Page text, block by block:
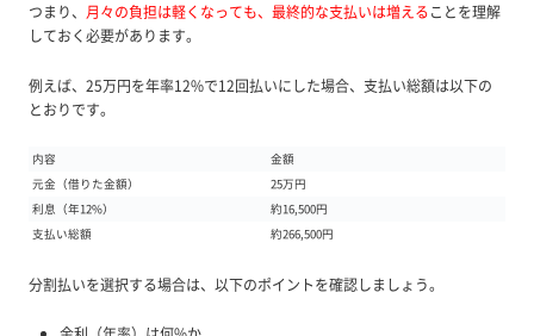
つまり、 月々の負担は軽くなっても、最終的な支払いは増えることを理解
しておく必要があります。
例えば、25万円を年率12%で12回払いにした場合、支払い総額は以下の
とおりです。
内容
金額
元金（借りた金額）
25万円
利息（年12%）
約16,500円
支払い総額
約266,500円
分割払いを選択する場合は、以下のポイントを確認しましょう。